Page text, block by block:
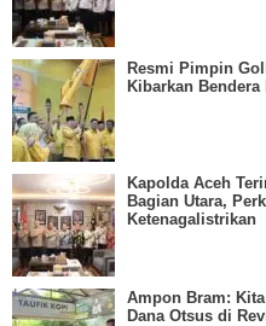
Resmi Pimpin
Kibarkan
Kapolda Aceh
Bagian Utara,
Ketenagalistrikan
Ampon Bram:
Dana Otsus di